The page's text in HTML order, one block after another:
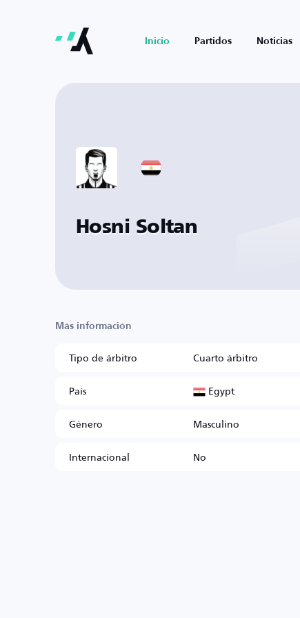
Inicio Partidos Noticias
Hosni Soltan
Más información
Tipo de árbitro
Cuarto árbitro
País
Egypt
Género
Masculino
Internacional
No